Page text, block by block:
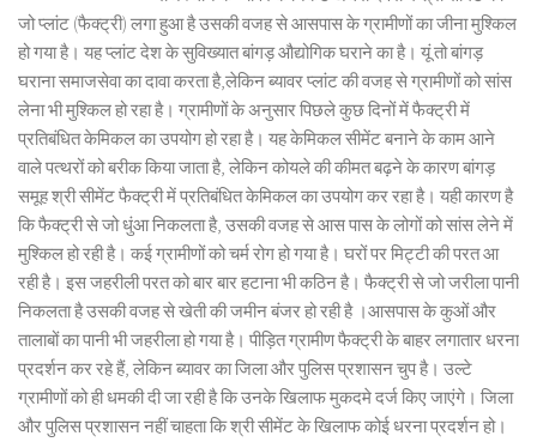
जो प्लांट (फैक्ट्री) लगा हुआ है उसकी वजह से आसपास के ग्रामीणों का जीना मुश्किल
हो गया है। यह प्लांट देश के सुविख्यात बांगड़ औद्योगिक घराने का है। यूं तो बांगड़
घराना समाजसेवा का दावा करता है,लेकिन ब्यावर प्लांट की वजह से ग्रामीणों को सांस
लेना भी मुश्किल हो रहा है। ग्रामीणों के अनुसार पिछले कुछ दिनों में फैक्ट्री में
प्रतिबंधित केमिकल का उपयोग हो रहा है। यह केमिकल सीमेंट बनाने के काम आने
वाले पत्थरों को बरीक किया जाता है, लेकिन कोयले की कीमत बढ़ने के कारण बांगड़
समूह श्री सीमेंट फैक्ट्री में प्रतिबंधित केमिकल का उपयोग कर रहा है। यही कारण है
कि फैक्ट्री से जो धुंआ निकलता है, उसकी वजह से आस पास के लोगों को सांस लेने में
मुश्किल हो रही है। कई ग्रामीणों को चर्म रोग हो गया है। घरों पर मिट्टी की परत आ
रही है। इस जहरीली परत को बार बार हटाना भी कठिन है। फैक्ट्री से जो जरीला पानी
निकलता है उसकी वजह से खेती की जमीन बंजर हो रही है ।आसपास के कुओं और
तालाबों का पानी भी जहरीला हो गया है। पीड़ित ग्रामीण फैक्ट्री के बाहर लगातार धरना
प्रदर्शन कर रहे हैं, लेकिन ब्यावर का जिला और पुलिस प्रशासन चुप है। उल्टे
ग्रामीणों को ही धमकी दी जा रही है कि उनके खिलाफ मुकदमे दर्ज किए जाएंगे। जिला
और पुलिस प्रशासन नहीं चाहता कि श्री सीमेंट के खिलाफ कोई धरना प्रदर्शन हो।